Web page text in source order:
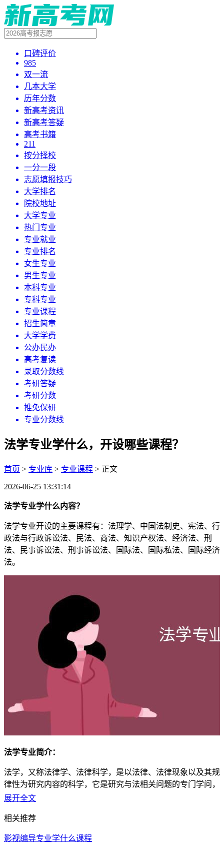
口碑评价
985
双一流
几本大学
历年分数
新高考资讯
新高考答疑
高考书籍
211
按分择校
一分一段
志愿填报技巧
大学排名
院校地址
大学专业
热门专业
专业就业
专业排名
女生专业
男生专业
本科专业
专科专业
专业课程
招生简章
大学学费
公办民办
高考复读
录取分数线
考研答疑
考研分数
推免保研
专业分数线
法学专业学什么，开设哪些课程？
首页 > 专业库 > 专业课程 > 正文
2026-06-25 13:31:14
法学专业学什么内容？
法学专业开设的主要课程有：法理学、中国法制史、宪法、行
政法与行政诉讼法、民法、商法、知识产权法、经济法、刑
法、民事诉讼法、刑事诉讼法、国际法、国际私法、国际经济
法。
法学专业简介：
法学，又称法律学、法律科学，是以法律、法律现象以及其规
律性为研究内容的科学，它是研究与法相关问题的专门学问，
是关于法律问题的知识和理论体系。法学是世界各国高等学校
学、政治学、公安学、社会学四个主要组成部分。
培养目标：
展开全文
相关推荐
影视编导专业学什么课程